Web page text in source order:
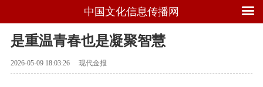
中国文化信息传播网
是重温青春也是凝聚智慧
2026-05-09 18:03:26 现代金报